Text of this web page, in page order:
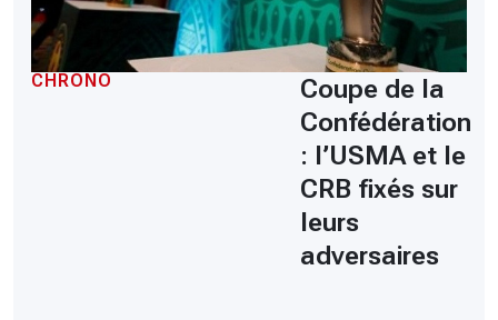
CHRONO
Coupe de la
Confédération
: l’USMA et le
CRB fixés sur
leurs
adversaires